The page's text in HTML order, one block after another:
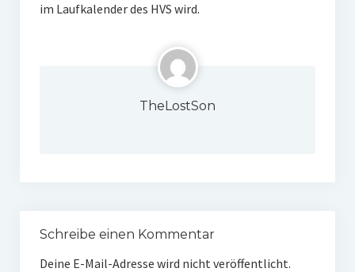
im Laufkalender des HVS wird.
TheLostSon
Schreibe einen Kommentar
Deine E-Mail-Adresse wird nicht veröffentlicht.